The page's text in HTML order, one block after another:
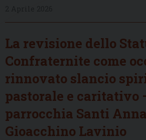
La revisione dello
Confraternite come
rinnovato slancio
pastorale e caritativo
parrocchia Santi
Gioacchino Lavinio